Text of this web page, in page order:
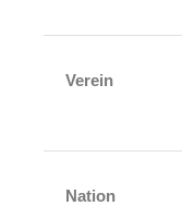
Verein
Nation